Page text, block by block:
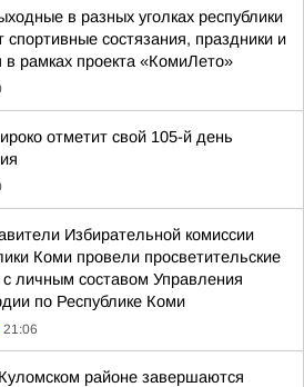
в разных уголках республики
спортивные состязания, праздники и
в рамках проекта «КомиЛето»
отметит свой 105-й день
Избирательной комиссии
Коми провели просветительские
личным составом Управления
по Республике Коми
21:06
районе завершаются